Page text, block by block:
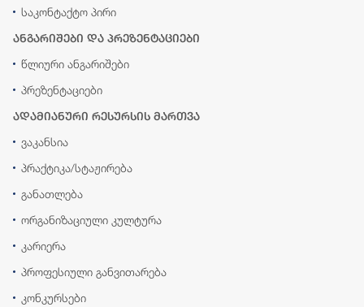
საკონტაქტო პირი
ანგარიშები და პრეზენტაციები
წლიური ანგარიშები
პრეზენტაციები
ადამიანური რესურსის მართვა
ვაკანსია
პრაქტიკა/სტაჟირება
განათლება
ორგანიზაციული კულტურა
კარიერა
პროფესიული განვითარება
კონკურსები